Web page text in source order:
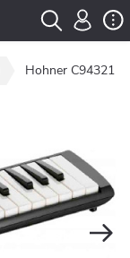
Hohner C94321